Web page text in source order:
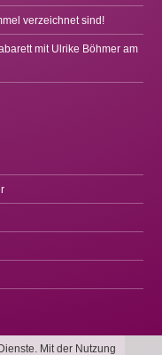
verzeichnet sind!
mit Ulrike Böhmer am
Mit der Nutzung